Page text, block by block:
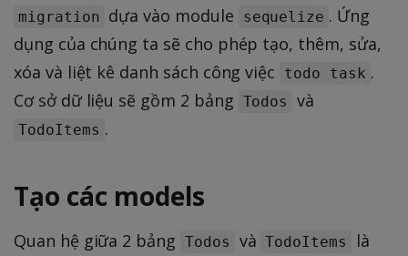
migration dựa vào module sequelize . Ứng
dụng của chúng ta sẽ cho phép tạo, thêm, sửa,
xóa và liệt kê danh sách công việc
todo task .
Cơ sở dữ liệu sẽ gồm 2 bảng Todos và
TodoItems .
Tạo các models
Quan hệ giữa 2 bảng Todos và TodoItems là